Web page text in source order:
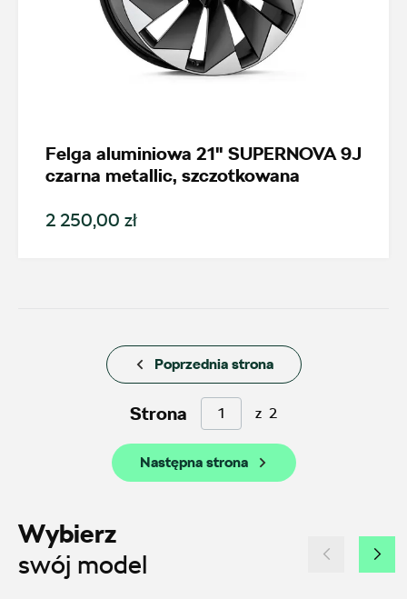
Felga aluminiowa 21" SUPERNOVA 9J
czarna metallic, szczotkowana
2 250,00 zł
Poprzednia strona
Strona z 2
Następna strona
Wybierz
swój model
ul. Plutonowego Szkubacza 4, Zabrze
+48 322 779 067
Auto Sudety
ul. Wrocławska 159, Wałbrzych
Auto-Blak
ul. Farbiarska 25a, Warszawa
+48 228 991 966
Auto-Gazda